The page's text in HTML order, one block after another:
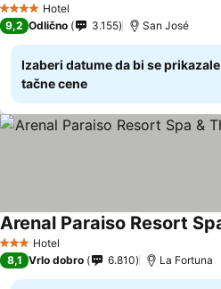
4 ZvezdiceHotel
9,2 Odlično 3.155 San José
Izaberi datume da bi se prikazale
tačne cene
3 Zvezdice
Hotel
8,1 Vrlo dobro 6.810 La Fortuna